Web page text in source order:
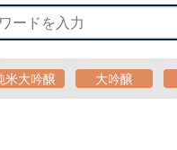
米大吟醸 大吟醸